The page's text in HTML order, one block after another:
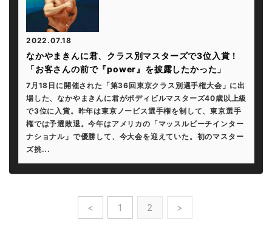
2022.07.18
なかやまきんに君、クラス別マスターズで3位入賞！
「お客さんの前で『power』を披露したかった」
7月18日に開催された「第36回東京クラス別選手権大会」に出
場した、なかやまきんに君がボディビルマスターズ40歳以上級
で3位に入賞。昨年は東京ノービス選手権を制して、東京選手
権では予選敗退。今年はアメリカの「マッスルビーチインター
ナショナル」で優勝して、今大会を迎えていた。初のマスター
ズ挑...
< 1 2 >